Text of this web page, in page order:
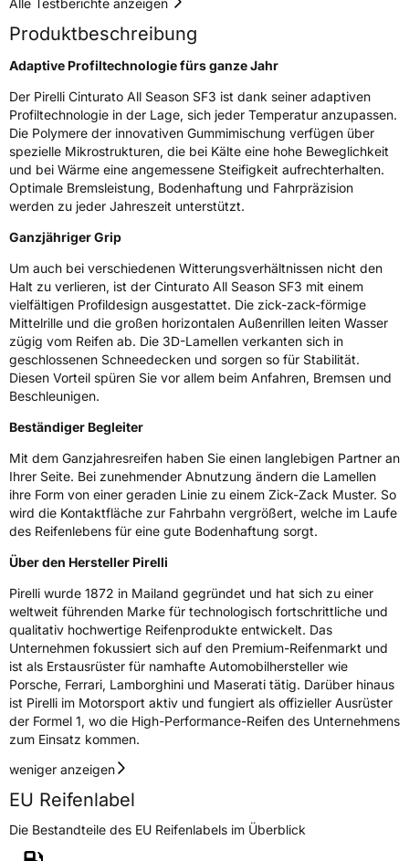
Rollgeräusch (dB)71
Fahrzeugklasse
C1
3PMSF / Schneeflockensymbol / Alpine-Symbol Ja
EPREL ID1951316
Allgemeine Produktsicherheit (GPSR)
Pirelli 25 20126 Milano Italien,
consumer.support@pirelli.com
Produktbeschreibung
Adaptive Profiltechnologie fürs ganze Jahr
Der Pirelli Cinturato All Season SF3 ist dank seiner adaptiven
Profiltechnologie in der Lage, sich jeder Temperatur anzupassen.
Die Polymere der innovativen Gummimischung verfügen über
spezielle Mikrostrukturen, die bei Kälte eine hohe Beweglichkeit
und bei Wärme eine angemessene Steifigkeit aufrechterhalten.
Optimale Bremsleistung, Bodenhaftung und Fahrpräzision
werden zu jeder Jahreszeit unterstützt.
Ganzjähriger Grip
Um auch bei verschiedenen Witterungsverhältnissen nicht den
Halt zu verlieren, ist der Cinturato All Season SF3 mit einem
vielfältigen Profildesign ausgestattet. Die zick-zack-förmige
Mittelrille und die großen horizontalen Außenrillen leiten Wasser
zügig vom Reifen ab. Die 3D-Lamellen verkanten sich in
geschlossenen Schneedecken und sorgen so für Stabilität.
Diesen Vorteil spüren Sie vor allem beim Anfahren, Bremsen und
Beschleunigen.
Beständiger Begleiter
Mit dem Ganzjahresreifen haben Sie einen langlebigen Partner an
Ihrer Seite. Bei zunehmender Abnutzung ändern die Lamellen
ihre Form von einer geraden Linie zu einem Zick-Zack Muster. So
wird die Kontaktfläche zur Fahrbahn vergrößert, welche im Laufe
des Reifenlebens für eine gute Bodenhaftung sorgt.
Über den Hersteller Pirelli
Pirelli wurde 1872 in Mailand gegründet und hat sich zu einer
weltweit führenden Marke für technologisch fortschrittliche und
qualitativ hochwertige Reifenprodukte entwickelt. Das
Unternehmen fokussiert sich auf den Premium-Reifenmarkt und
ist als Erstausrüster für namhafte Automobilhersteller wie
Porsche, Ferrari, Lamborghini und Maserati tätig. Darüber hinaus
ist Pirelli im Motorsport aktiv und fungiert als offizieller Ausrüster
der Formel 1, wo die High-Performance-Reifen des Unternehmens
zum Einsatz kommen.
weniger anzeigen
EU Reifenlabel
Die Bestandteile des EU Reifenlabels im Überblick